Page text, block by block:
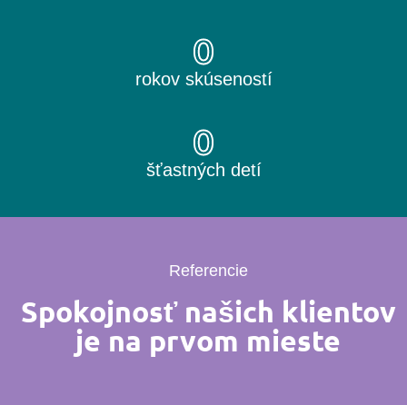
rokov skúseností
0
šťastných detí
0
Referencie
Spokojnosť našich klientov
je na prvom mieste